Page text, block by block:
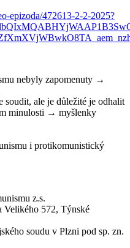
epizoda/472613-2-2-2025?
nebyly zapomenuty →
ale je důležité je odhalit
minulosti → myšlenky
i protikomunistický
z.s.
Velikého 572, Týnské
soudu v Plzni pod sp. zn.